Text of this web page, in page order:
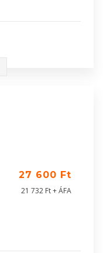
27 600 Ft
21 732 Ft + ÁFA